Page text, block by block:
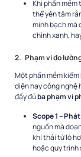
Khi phần
thể yên tâm
minh bạch mà
chính xanh,
2. Phạm vi đo
Một phần mềm
diện hay công nghệ
đầy đủba phạm vi
Scope 1 –
nguồn mà
khí thải từ lò
hoặc quy trình